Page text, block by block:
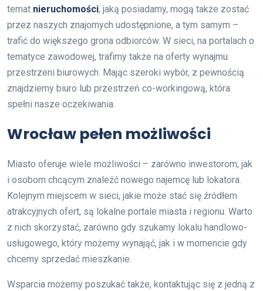
temat nieruchomości, jaką posiadamy, mogą także zostać
przez naszych znajomych udostępnione, a tym samym –
trafić do większego grona odbiorców. W sieci, na portalach o
tematyce zawodowej, trafimy także na oferty wynajmu
przestrzeni biurowych. Mając szeroki wybór, z pewnością
znajdziemy biuro lub przestrzeń co-workingową, która
spełni nasze oczekiwania.
Wrocław pełen możliwości
Miasto oferuje wiele możliwości – zarówno inwestorom, jak
i osobom chcącym znaleźć nowego najemcę lub lokatora.
Kolejnym miejscem w sieci, jakie może stać się źródłem
atrakcyjnych ofert, są lokalne portale miasta i regionu. Warto
z nich skorzystać, zarówno gdy szukamy lokalu handlowo-
usługowego, który możemy wynająć, jak i w momencie gdy
chcemy sprzedać mieszkanie.
Wsparcia możemy poszukać także, kontaktując się z jedną z